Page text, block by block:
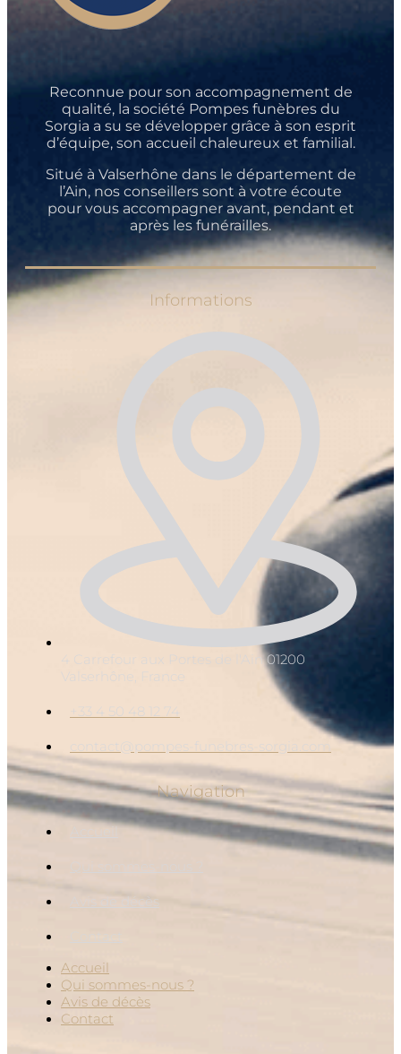
Reconnue pour son accompagnement de
qualité, la société Pompes funèbres du
Sorgia a su se développer grâce à son esprit
d’équipe, son accueil chaleureux et familial.
Situé à Valserhône dans le département de
l’Ain, nos conseillers sont à votre écoute
pour vous accompagner avant, pendant et
après les funérailles.
Informations
4 Carrefour aux Portes de l'Ain 01200
Valserhône, France
+33 4 50 48 12 74
contact@pompes-funebres-sorgia.com
Navigation
Accueil
Avis de décès
Contact
Accueil
Qui sommes-nous ?
Avis de décès
Contact